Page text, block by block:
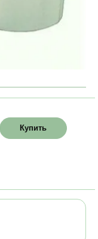
Купить